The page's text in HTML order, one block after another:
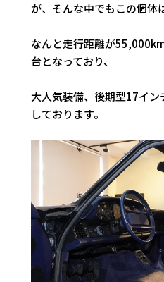
が、そんな中でもこの個体
なんと走行距離が
台となっており、
大人気装備、後期型17イ
しております。